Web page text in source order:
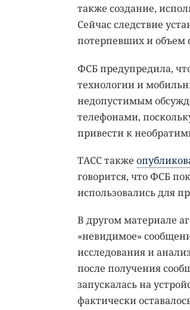
также создание,
Сейчас следствие
потерпевших и
ФСБ предупредила,
технологии и
недопустимым
телефонами,
привести к
ТАСС также
говорится, что ФСБ
использовались для
В другом материале
«невидимое»
исследования и
после получения
запускалась на
фактически